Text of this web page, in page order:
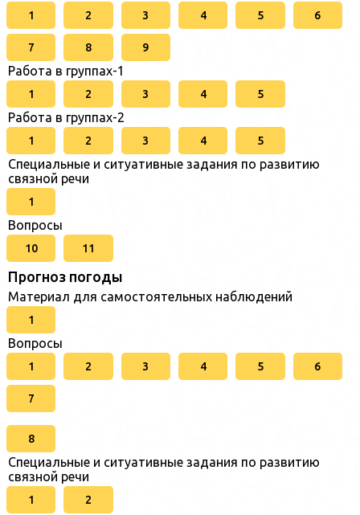
1 2 3 4 5 6
7 8 9
Работа в группах-1
1 2 3 4 5
Работа в группах-2
1 2 3 4 5
Специальные и ситуативные задания по развитию
связной речи
1
Вопросы
10 11
Прогноз погоды
Материал для самостоятельных наблюдений
1
Вопросы
1 2 3 4 5 6
7
8
Специальные и ситуативные задания по развитию
связной речи
1 2